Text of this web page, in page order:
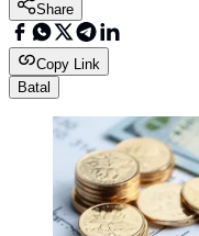
Share
Copy Link
Batal